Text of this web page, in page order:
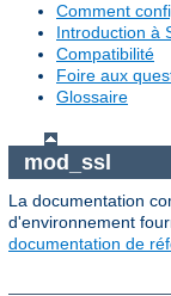
Comment
Introduction à
Compatibilité
Foire aux
Glossaire
mod_ssl
La documentation
d'environnement
documentation de